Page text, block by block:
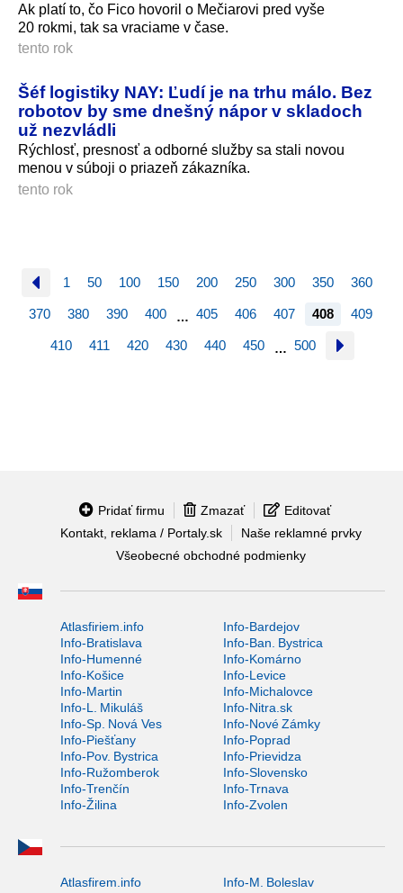
Ak platí to, čo Fico hovoril o Mečiarovi pred vyše
20 rokmi, tak sa vraciame v čase.
tento rok
Šéf logistiky NAY: Ľudí je na trhu málo. Bez
robotov by sme dnešný nápor v skladoch
už nezvládli
Rýchlosť, presnosť a odborné služby sa stali novou
menou v súboji o priazeň zákazníka.
tento rok
1 50 100 150 200 250 300 350 360
370 380 390 400 … 405 406 407 408 409
410 411 420 430 440 450 … 500
Pridať firmu Zmazať
Editovať
Kontakt, reklama / Portaly.sk
Naše reklamné prvky
Všeobecné obchodné podmienky
Atlasfiriem.info
Info-Bardejov
Info-Bratislava
Info-Ban. Bystrica
Info-Humenné
Info-Komárno
Info-Košice
Info-Levice
Info-Martin
Info-Michalovce
Info-L. Mikuláš
Info-Nitra.sk
Info-Sp. Nová Ves
Info-Nové Zámky
Info-Piešťany
Info-Poprad
Info-Pov. Bystrica
Info-Prievidza
Info-Ružomberok
Info-Slovensko
Info-Trenčín
Info-Trnava
Info-Žilina
Info-Zvolen
Atlasfirem.info
Info-M. Boleslav